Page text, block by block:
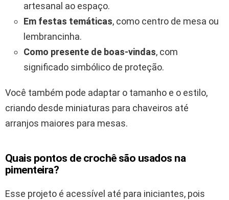
artesanal ao espaço.
Em festas temáticas, como centro de mesa ou
lembrancinha.
Como presente de boas-vindas, com
significado simbólico de proteção.
Você também pode adaptar o tamanho e o estilo,
criando desde miniaturas para chaveiros até
arranjos maiores para mesas.
Quais pontos de crochê são usados na
pimenteira?
Esse projeto é acessível até para iniciantes, pois